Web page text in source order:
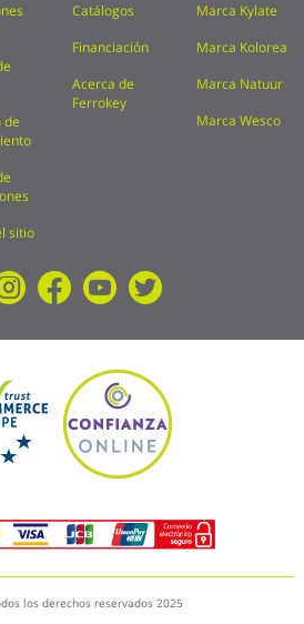
de
sitio
Catálogos
Financiación
Acerca de
Ferrokey
Marca Kylate
Marca Kolorea
Marca Natuur
Marca Wesco
los derechos reservados 2025